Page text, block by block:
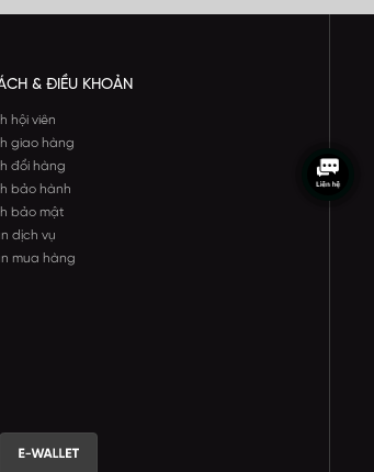
& ĐIỀU KHOẢN
hội viên
giao hàng
đổi hàng
bảo hành
bảo mật
dịch vụ
mua hàng